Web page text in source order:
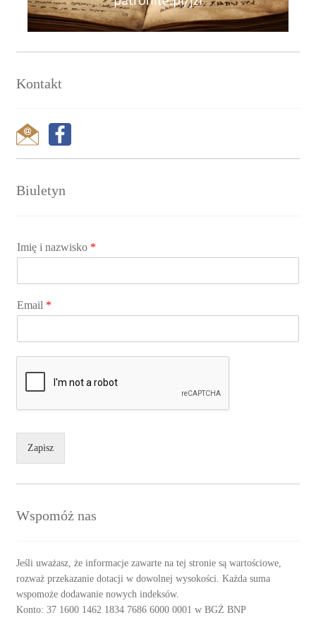
Kontakt
Biuletyn
Imię i nazwisko *
Email *
Zapisz
Wspomóż nas
Jeśli uważasz, że informacje zawarte na tej stronie są wartościowe,
rozważ przekazanie dotacji w dowolnej wysokości. Każda suma
wspomoże dodawanie nowych indeksów.
Konto: 37 1600 1462 1834 7686 6000 0001 w BGŻ BNP